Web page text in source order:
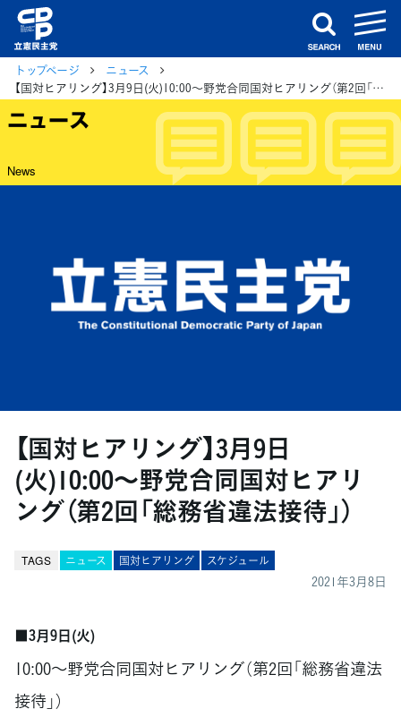
search
トップページ
ニュース
【国対ヒアリング】3月9日(火)10:00～野党合同国対ヒアリング（第2回「総務省違法接待」）
ニュース
News
【国対ヒアリング】3月9日
(火)10:00～野党合同国対ヒアリ
ング（第2回「総務省違法接待」）
TAGS ニュース 国対ヒアリング スケジュール
2021年3月8日
■3月9日(火)
10:00～野党合同国対ヒアリング（第2回「総務省違法
接待」）